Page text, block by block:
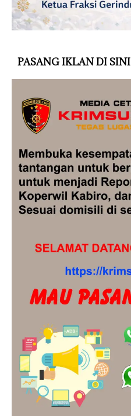
PASANG IKLAN DI SINI